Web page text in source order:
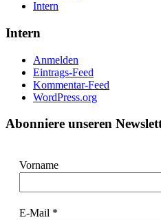
Intern
Intern
Anmelden
Eintrags-Feed
Kommentar-Feed
WordPress.org
Abonniere unseren
Vorname
E-Mail *